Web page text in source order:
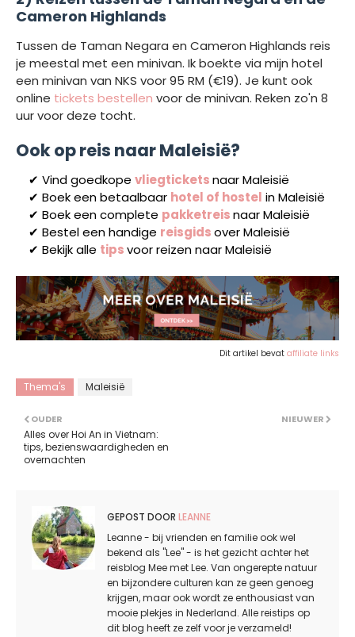
Cameron Highlands
Tussen de Taman Negara en Cameron Highlands reis
je meestal met een minivan. Ik boekte via mijn hotel
een minivan van NKS voor 95 RM (€19). Je kunt ook
online tickets bestellen voor de minivan. Reken zo'n 8
uur voor deze tocht.
Ook op reis naar Maleisië?
✔ Vind goedkope vliegticketsnaar Maleisië
✔ Boek een betaalbaar hotel of hostel in Maleisië
✔ Boek een complete pakketreisnaar Maleisië
✔ Bestel een handige reisgidsover Maleisië
✔ Bekijk alle tipsvoor reizen naar Maleisië
Dit artikel bevat affiliate links
Thema's Maleisië
NIEUWER
OUDER
Alles over Hoi An in Vietnam:
tips, bezienswaardigheden en
overnachten
GEPOST DOOR LEANNE
Leanne - bij vrienden en familie ook wel
bekend als "Lee" - is het gezicht achter het
reisblog Mee met Lee. Van ongerepte natuur
en bijzondere culturen kan ze geen genoeg
krijgen, maar ook wordt ze enthousiast van
mooie plekjes in Nederland. Alle reistips op
dit blog heeft ze zelf voor je verzameld!